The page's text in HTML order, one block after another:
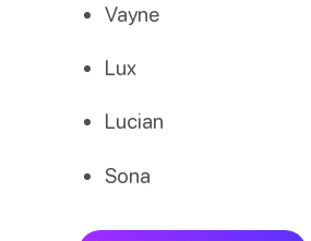
Vayne
Lux
Lucian
Sona